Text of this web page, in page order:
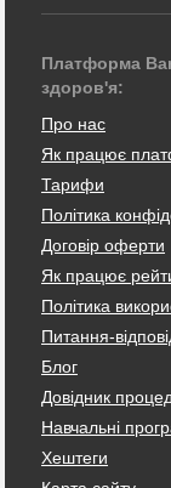
Платформа
здоров'я:
Про нас
Як працює
Тарифи
Політика
Договір оферти
Як працює
Політика
Питання-
Блог
Довідник
Навчальні
Хештеги